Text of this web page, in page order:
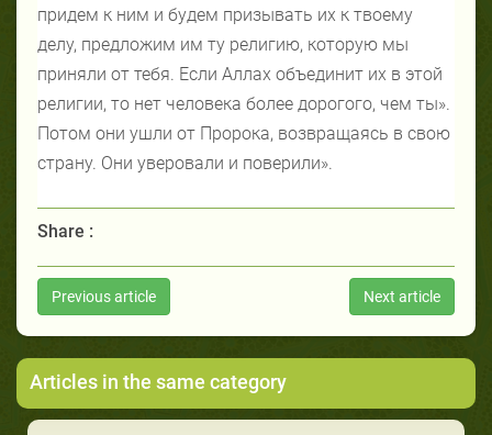
придем к ним и будем призывать их к твоему
делу, предложим им ту религию, которую мы
приняли от тебя. Если Аллах объединит их в этой
религии, то нет человека более дорогого, чем ты».
Потом они ушли от Пророка, возвращаясь в свою
страну. Они уверовали и поверили».
Share :
Previous article Next article
Articles in the same category